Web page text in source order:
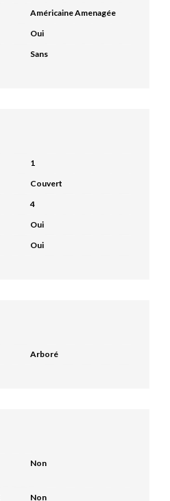
Américaine Amenagée
Oui
Sans
1
Couvert
4
Oui
Oui
Arboré
Non
Non